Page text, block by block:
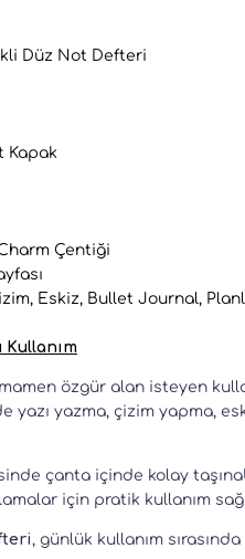
Düz Not Defteri
Kapak
Çentiği
Eskiz, Bullet Journal,
özgür alan isteyen
yazı yazma, çizim yapma,
çanta içinde kolay
için pratik kullanım
, günlük kullanım